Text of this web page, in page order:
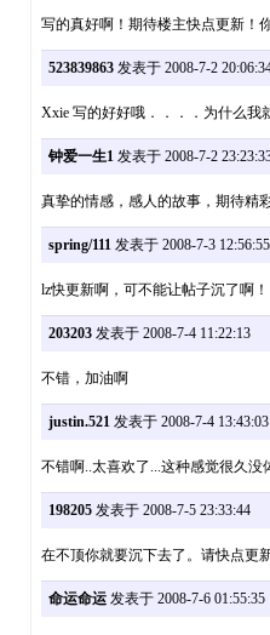
写的真好啊！期待楼主快点更新！
523839863发表于 2008-7-2
Xxie 写的好好哦．．．．为什么我
钟爱一生1发表于 2008-7-2
真挚的情感，感人的故事，期待精
spring/111发表于 2008-7-3 12:56:55
lz快更新啊，可不能让帖子沉了啊！
203203发表于 2008-7-4 11:22:13
不错，加油啊
justin.521发表于 2008-7-4 13:43:03
不错啊..太喜欢了...这种感觉很久没
198205发表于 2008-7-5 23:33:44
在不顶你就要沉下去了。请快点更
命运命运发表于 2008-7-6 01:55:35